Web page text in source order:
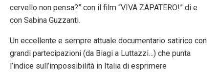
cervello non pensa?” con il film “VIVA ZAPATERO!” di e
con Sabina Guzzanti.
Un eccellente e sempre attuale documentario satirico con
grandi partecipazioni (da Biagi a Luttazzi…) che punta
l’indice sull’impossibilità in Italia di esprimere